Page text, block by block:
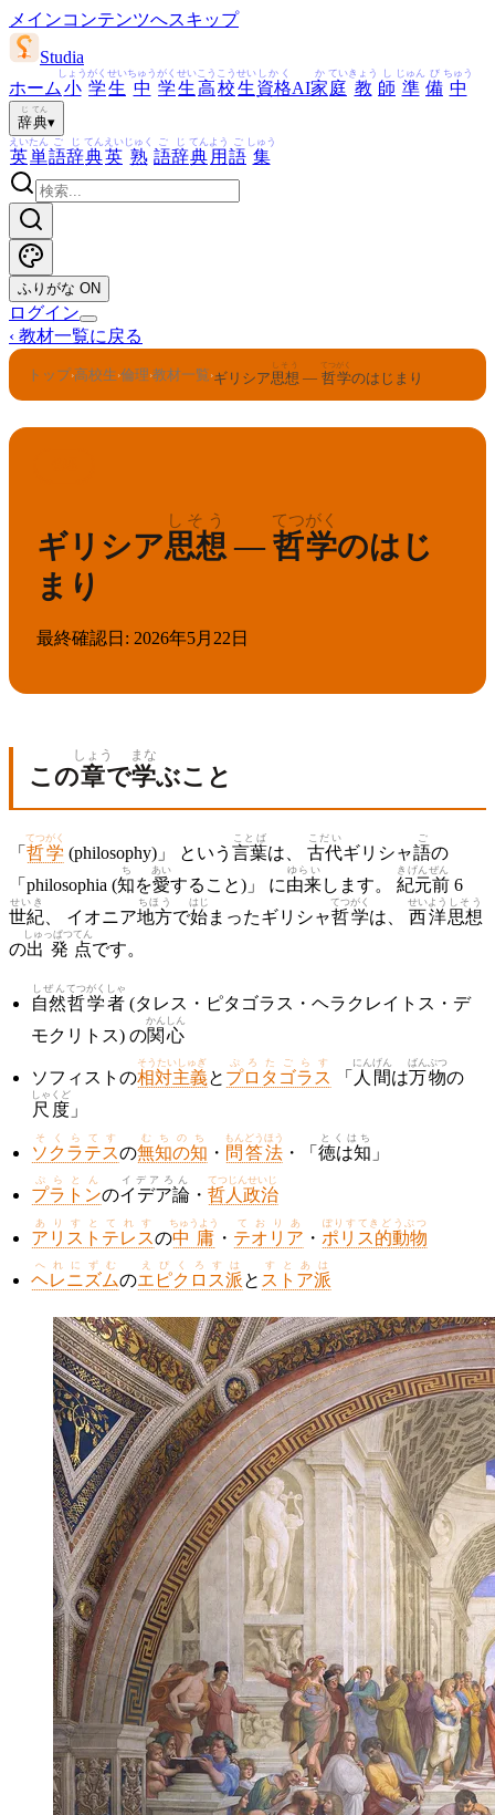
メインコンテンツへスキップ
Studia
ホーム 小
しょう
学
がく
生
せい
中
ちゅう
学
がく
生
せい
高
こう
校
こう
生
せい
資格
しかく
AI家
か
庭
てい
教
きょう
師
し
準
じゅん
備
び
中
ちゅう
辞
じ
典
てん
▾
英
えい
単
たん
語
ご
辞
じ
典
てん
英
えい
熟
じゅく
語
ご
辞
じ
典
てん
用
よう
語
ご
集
しゅう
ふりがな ON
ログイン
‹ 教材一覧に戻る
トップ›高校生›倫理›教材一覧›ギリシア思想
しそう
— 哲学
てつがく
のはじまり
ギリシア思想
しそう
—哲学
てつがく
のはじ
まり
最終確認日 : 2026年5月22日
この章
しょう
で学
まな
ぶこと
「 哲学
てつがく
(philosophy)」 という 言葉
ことば
は、 古代
こだい
ギリシャ語
ご
の
「philosophia (知
ち
を愛
あい
すること)」 に由来
ゆらい
します。 紀元前
きげんぜん
6
世紀
せいき
、 イオニア地方
ちほう
で始
はじ
まったギリシャ哲学
てつがく
は、 西洋
せいよう
思想
しそう
の出発
しゅっぱつ
点
てん
です。
自然
しぜん
哲学
てつがく
者
しゃ
(タレス・ピタゴラス・ヘラクレイトス・デ
モクリトス) の関心
かんしん
ソフィストの相対主義
そうたいしゅぎ
と プロタゴラス
ぷろたごらす
「 人間
にんげん
は万物
ばんぶつ
の
尺度
しゃくど
」
ソクラテス
そくらてす
の無知の知
むちのち
・ 問答法
もんどうほう
・「 徳は知
とくはち
」
プラトン
ぷらとん
のイデア論
イデアろん
・ 哲人政治
てつじんせいじ
アリストテレス
ありすとてれす
の中庸
ちゅうよう
・ テオリア
ておりあ
・ ポリス的動物
ぽりすてきどうぶつ
ヘレニズム
へれにずむ
のエピクロス派
えぴくろすは
と ストア派
すとあは